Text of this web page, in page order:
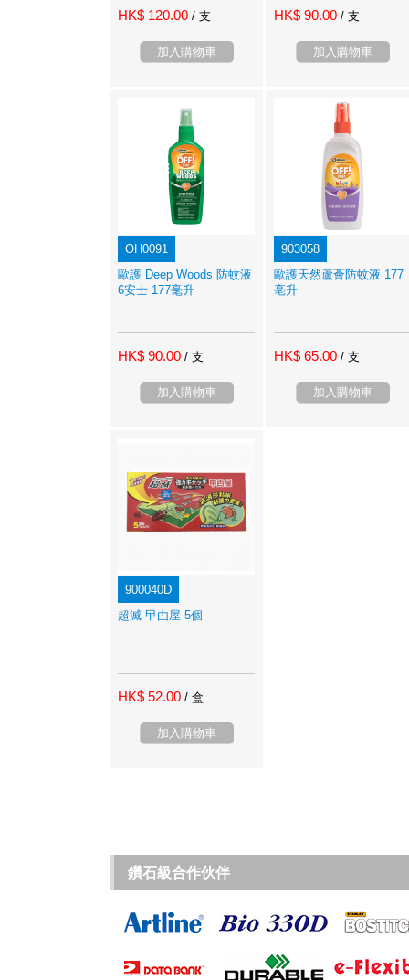
HK$ 120.00 / 支
加入購物車
HK$ 90.00 / 支
加入購物車
OH0091
歐護 Deep Woods 防蚊液
6安士 177毫升
HK$ 90.00 / 支
加入購物車
903058
歐護天然蘆薈防蚊液 177
亳升
HK$ 65.00 / 支
加入購物車
900040D
超滅 曱甴屋 5個
HK$ 52.00 / 盒
加入購物車
鑽石級合作伙伴